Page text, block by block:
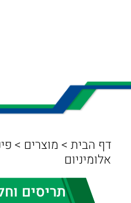
דף הבית>מוצרים >
אלומיניום
תריסים